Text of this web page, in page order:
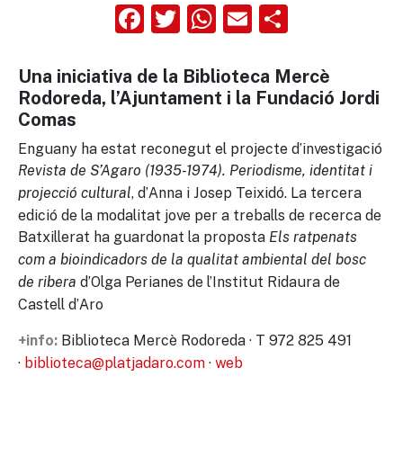
Facebook
Twitter
WhatsApp
Email
Una iniciativa de la Biblioteca Mercè
Rodoreda, l’Ajuntament i la Fundació Jordi
Comas
Enguany ha estat reconegut el projecte d’investigació
Revista de S’Agaro (1935-1974). Periodisme, identitat i
projecció cultural, d’Anna i Josep Teixidó. La tercera
edició de la modalitat jove per a treballs de recerca de
Batxillerat ha guardonat la proposta Els ratpenats
com a bioindicadors de la qualitat ambiental del bosc
de ribera d’Olga Perianes de l’Institut Ridaura de
Castell d’Aro
+info: Biblioteca Mercè Rodoreda · T 972 825 491
· biblioteca@platjadaro.com · web